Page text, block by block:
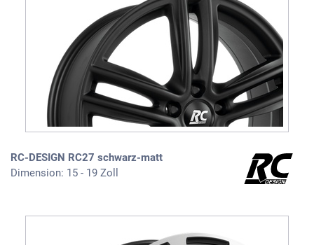
RC-DESIGN RC27 schwarz-matt
Dimension: 15 - 19 Zoll